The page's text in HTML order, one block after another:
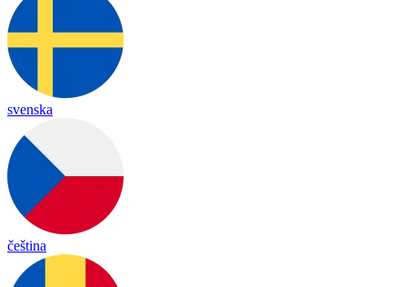
svenska
čeština